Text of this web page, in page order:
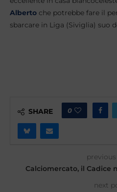
Alberto che potrebbe fare il
sbarcare in Liga (Siviglia) suo
SHARE 0
Calciomercato, il Cadice
next